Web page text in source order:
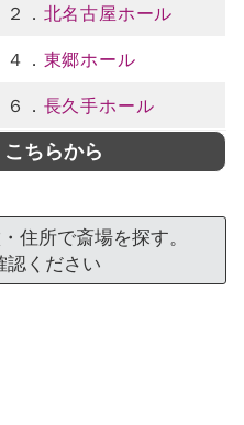
２． 北名古屋ホール
４． 東郷ホール
６． 長久手ホール
ちらから
住所で斎場を探す。
認ください